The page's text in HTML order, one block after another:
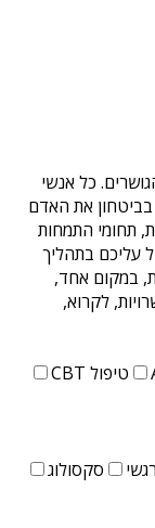
. כל אנשי
בביטחון את האדם
תחומי התמחות
עליכם בתהליך
במקום אחד,
לקרוא,
טיפול CBT
סקסולוג